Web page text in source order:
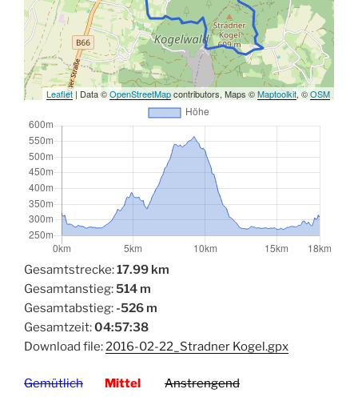
Leaflet| Data ©OpenStreetMapcontributors, Maps ©Maptoolkit, ©OSM
Gesamtstrecke:17.99 km
Gesamtanstieg:514 m
Gesamtabstieg:-526 m
Gesamtzeit:04:57:38
Download file:2016-02-22_Stradner Kogel.gpx
Gemütlich Mittel Anstrengend